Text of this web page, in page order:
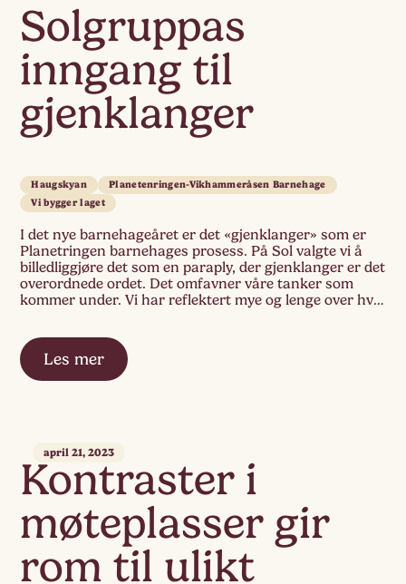
Solgruppas
inngang til
gjenklanger
Haugskyan
Planetenringen-Vikhammeråsen Barnehage
Vi bygger laget
I det nye barnehageåret er det «gjenklanger» som er
Planetringen barnehages prosess. På Sol valgte vi å
billedliggjøre det som en paraply, der gjenklanger er det
overordnede ordet. Det omfavner våre tanker som
kommer under. Vi har reflektert mye og lenge over hva
Les mer
Kontraster i
møteplasser gir
rom til ulikt
april 21, 2023